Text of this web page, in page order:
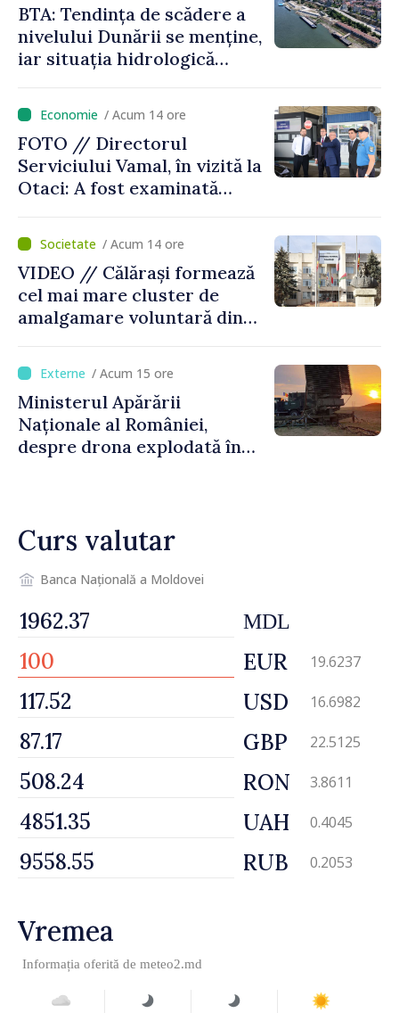
BTA: Tendința de scădere a
nivelului Dunării se menține,
iar situația hidrologică
/ Acum 14 ore
FOTO // Directorul
Serviciului Vamal, în vizită la
Otaci: A fost examinată
control vamal cu un scanner
performant/ Acum 14 ore
VIDEO // Călărași formează
cel mai mare cluster de
amalgamare voluntară din
orășenesc a aprobat decizia
finală
/ Acum 15 ore
Ministerul Apărării
Naționale al României,
despre drona explodată în
Curs valutar
Banca Națională a Moldovei
MDL
EUR 19.6237
USD 16.6982
GBP 22.5125
RON 3.8611
UAH 0.4045
RUB 0.2053
Vremea
Informația oferită de meteo2.md